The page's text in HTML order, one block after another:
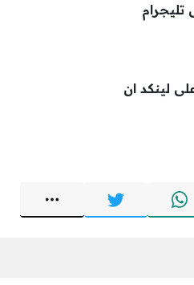
تليجرام
لينكد ان